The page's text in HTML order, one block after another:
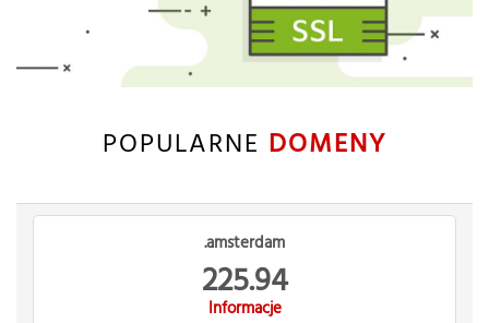
POPULARNE DOMENY
.amsterdam
225.94
Informacje